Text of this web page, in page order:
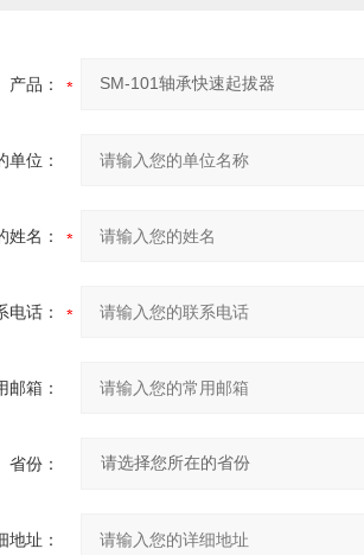
产品：
单位：
姓名：
电话：
邮箱：
省份：
地址：